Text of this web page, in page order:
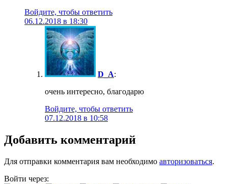
Войдите, чтобы ответить
06.12.2018 в 18:30
D_A:
очень интересно, благодарю
Войдите, чтобы ответить
07.12.2018 в 10:58
Добавить комментарий
Для отправки комментария вам необходимо авторизоваться.
Войти через: